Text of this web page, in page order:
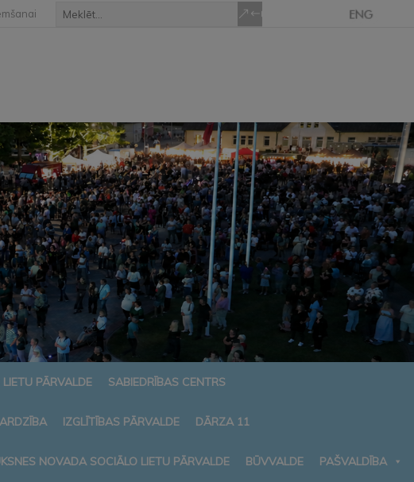
PĀRVALDE SABIEDRĪBAS CENTRS
IZGLĪTĪBAS PĀRVALDE DĀRZA 11
NOVADA SOCIĀLO LIETU PĀRVALDE BŪVVALDE PAŠVALDĪBA